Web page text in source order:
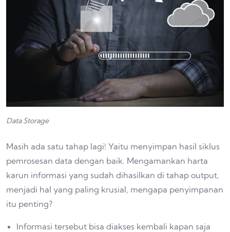
Data Storage
Masih ada satu tahap lagi! Yaitu menyimpan hasil siklus
pemrosesan data dengan baik. Mengamankan harta
karun informasi yang sudah dihasilkan di tahap output,
menjadi hal yang paling krusial, mengapa penyimpanan
itu penting?
Informasi tersebut bisa diakses kembali kapan saja